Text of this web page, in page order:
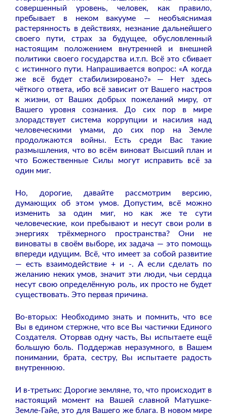
совершенный уровень, человек, как правило,
пребывает в неком вакууме — необъяснимая
растерянность в действиях, незнание дальнейшего
своего пути, страх за будущее, обусловленный
настоящим положением внутренней и внешней
политики своего государства и.т.п. Всё это сбивает
с истинного пути. Напрашивается вопрос: «А когда
же всё будет стабилизировано?» — Нет здесь
чёткого ответа, ибо всё зависит от Вашего настроя
к жизни, от Ваших добрых пожеланий миру, от
Вашего уровня сознания. До сих пор в мире
злорадствует система коррупции и насилия над
человеческими умами, до сих пор на Земле
продолжаются войны. Есть среди Вас такие
размышления, что во всём виноват Высший план и
что Божественные Силы могут исправить всё за
один миг.
Но, дорогие, давайте рассмотрим версию,
думающих об этом умов. Допустим, всё можно
изменить за один миг, но как же те сути
человеческие, кои пребывают и несут свои роли в
энергиях трёхмерного пространства? Они не
виноваты в своём выборе, их задача — это помощь
впереди идущим. Всё, что имеет за собой развитие
— есть взаимодействие + и -. А если сделать по
желанию неких умов, значит эти люди, чьи сердца
несут свою определённую роль, их просто не будет
существовать. Это первая причина.
Во-вторых: Необходимо знать и помнить, что все
Вы в едином стержне, что все Вы частички Единого
Создателя. Оторвав одну часть, Вы испытаете ещё
большую боль. Поддержав неразумного, в Вашем
понимании, брата, сестру, Вы испытаете радость
внутреннюю.
И в-третьих: Дорогие земляне, то, что происходит в
настоящий момент на Вашей славной Матушке-
Земле-Гайе, это для Вашего же блага. В новом мире